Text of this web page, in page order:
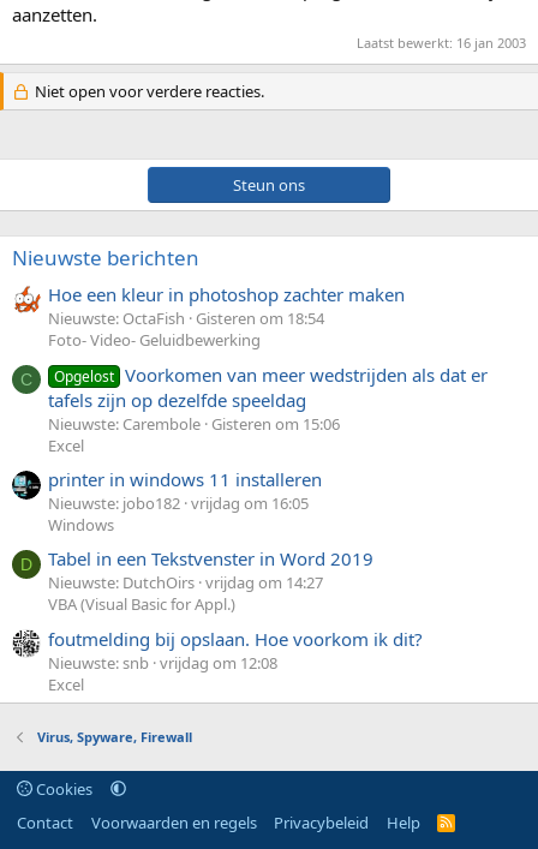
aanzetten.
Laatst bewerkt: 16 jan 2003
Niet open voor verdere reacties.
Steun ons
Nieuwste berichten
Hoe een kleur in photoshop zachter maken
Nieuwste: OctaFish
Gisteren om 18:54
Foto- Video- Geluidbewerking
C Opgelost Voorkomen van meer wedstrijden als dat er
tafels zijn op dezelfde speeldag
Nieuwste: Carembole Gisteren om 15:06
Excel
printer in windows 11 installeren
Nieuwste: jobo182 vrijdag om 16:05
Windows
D Tabel in een Tekstvenster in Word 2019
Nieuwste: DutchOirs vrijdag om 14:27
VBA (Visual Basic for Appl.)
foutmelding bij opslaan. Hoe voorkom ik dit?
Nieuwste: snb vrijdag om 12:08
Excel
Virus, Spyware, Firewall
Cookies
Contact
Voorwaarden en regels Privacybeleid Help
R
S